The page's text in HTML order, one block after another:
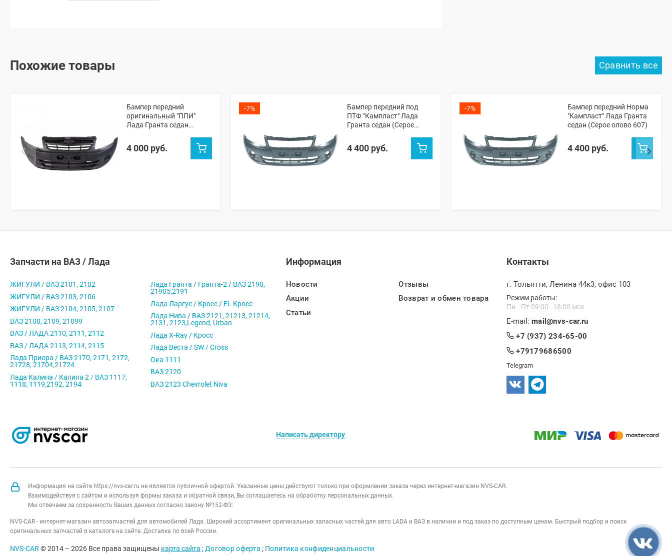
Похожие товары
Бампер передний
оригинальный "ППИ"
Лада Гранта седан
4 000 руб.
-7%
Бампер передний под
ПТФ "Кампласт" Лада
Гранта седан (Серое
4 400 руб.
-7%
Бампер передний Норма
"Кампласт" Лада Гранта
седан (Серое олово 607)
4 400 руб.
Запчасти на ВАЗ / Лада
ЖИГУЛИ / ВАЗ 2101, 2102
ЖИГУЛИ / ВАЗ 2103, 2106
ЖИГУЛИ / ВАЗ 2104, 2105, 2107
ВАЗ 2108, 2109, 21099
ВАЗ / ЛАДА 2110, 2111, 2112
ВАЗ / ЛАДА 2113, 2114, 2115
Лада Приора / ВАЗ 2170, 2171, 2172,
21728, 21704,21724
Лада Калина / Калина 2 / ВАЗ 1117,
1118, 1119,2192, 2194
Лада Гранта / Гранта-2 / ВАЗ 2190,
21905,2191
Лада Ларгус / Кросс / FL Кросс
Лада Нива / ВАЗ 2121, 21213, 21214,
2131, 2123,Legend, Urban
Лада X-Ray / Кросс
Лада Веста / SW / Cross
Ока 1111
ВАЗ 2120
ВАЗ 2123 Chevrolet Niva
Информация
Новости
Акции
Статьи
Отзывы
Возврат и обмен товара
Контакты
г. Тольятти, Ленина 44к3, офис 103
Режим работы:
Пн—Пт 09:00–18:00 мск
E-mail: mail@nvs-car.ru
+7 (937) 234-65-00
+79179686500
Telegram
Написать директору
Информация на сайте https://nvs-car.ru не является публичной офертой. Указанные цены действуют только при оформлении заказа через интернет-магазин NVS-CAR.
Взаимодействуя с сайтом и используя формы заказа и обратной связи, Вы соглашаетесь на обработку персональных данных.
Мы отвечаем за сохранность Ваших данных согласно закону №152-ФЗ:
NVS-CAR - интернет-магазин автозапчастей для автомобилей Лада. Широкий ассортимент оригинальных запасных частей для авто LADA и ВАЗ в наличии и под заказ по доступным ценам. Быстрый подбор и поиск
оригинальных запчастей в каталоге на сайте. Доставка по всей России.
NVS-CAR © 2014 – 2026 Все права защищены карта сайта ; Договор оферта ; Политика конфиденциальности